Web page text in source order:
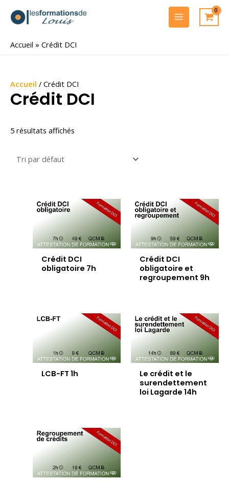
MAIN
Accueil » Crédit DCI
Accueil / Crédit DCI
Crédit DCI
5 résultats affichés
Crédit DCI
obligatoire 7h
Crédit DCI
obligatoire et
regroupement 9h
LCB-FT 1h
Le crédit et le
surendettement
loi Lagarde 14h